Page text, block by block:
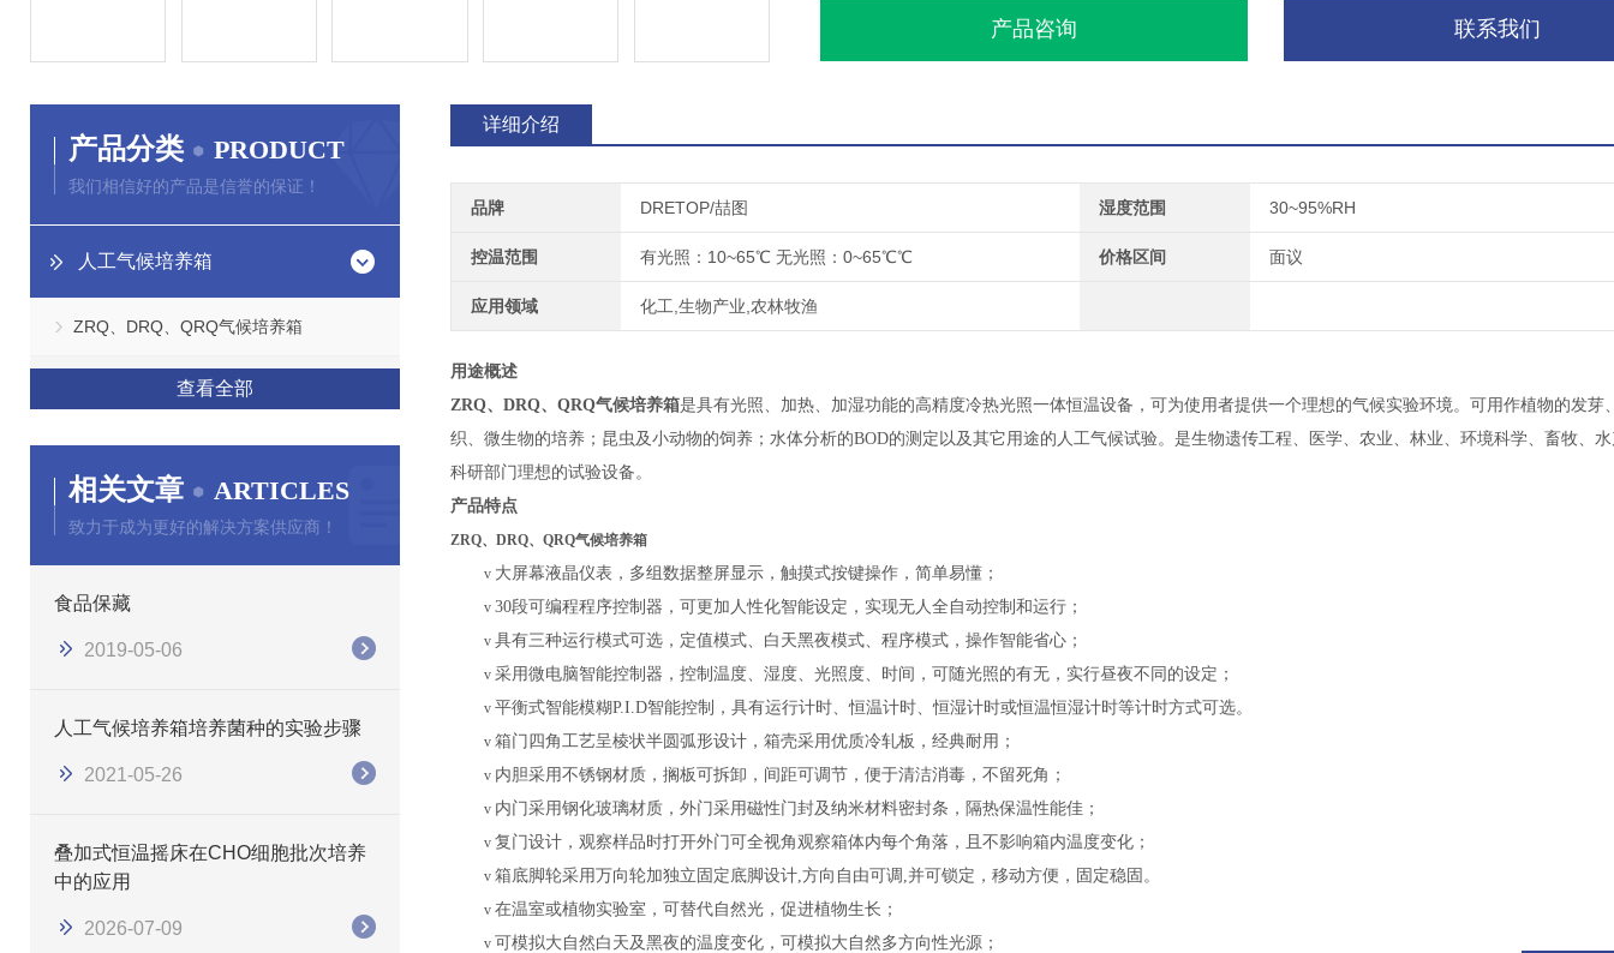
产品咨询 联系我们
产品分类 PRODUCT
我们相信好的产品是信誉的保证！
人工气候培养箱
ZRQ、DRQ、QRQ气候培养箱
查看全部
相关文章 ARTICLES
致力于成为更好的解决方案供应商！
食品保藏
2019-05-06
人工气候培养箱培养菌种的实验步骤
2021-05-26
叠加式恒温摇床在CHO细胞批次培养
中的应用
2026-07-09
详细介绍
品牌 DRETOP/喆图 湿度范围 30~95%RH
控温范围 有光照：10~65℃ 无光照：0~65℃℃ 价格区间 面议
应用领域 化工,生物产业,农林牧渔
用途概述
ZRQ、DRQ、QRQ气候培养箱是具有光照、加热、加湿功能的高精度冷热光照一体恒温设备，可为使用者提供一个理想的气候实验环境。可用作植物的发芽
织、微生物的培养；昆虫及小动物的饲养；水体分析的BOD的测定以及其它用途的人工气候试验。是生物遗传工程、医学、农业、林业、环境科学、畜牧、
科研部门理想的试验设备。
产品特点
ZRQ、DRQ、QRQ气候培养箱
v 大屏幕液晶仪表，多组数据整屏显示，触摸式按键操作，简单易懂；
v 30段可编程程序控制器，可更加人性化智能设定，实现无人全自动控制和运行；
v 具有三种运行模式可选，定值模式、白天黑夜模式、程序模式，操作智能省心；
v 采用微电脑智能控制器，控制温度、湿度、光照度、时间，可随光照的有无，实行昼夜不同的设定；
v 平衡式智能模糊P.I.D智能控制，具有运⾏计时、恒温计时、恒湿计时或恒温恒湿计时等计时方式可选。
v 箱门四角工艺呈棱状半圆弧形设计，箱壳采用优质冷轧板，经典耐用；
v 内胆采用不锈钢材质，搁板可拆卸，间距可调节，便于清洁消毒，不留死角；
v 内门采用钢化玻璃材质，外门采用磁性门封及纳米材料密封条，隔热保温性能佳；
v 复门设计，观察样品时打开外门可全视角观察箱体内每个角落，且不影响箱内温度变化；
v 箱底脚轮采用万向轮加独立固定底脚设计,方向自由可调,并可锁定，移动方便，固定稳固。
v 在温室或植物实验室，可替代自然光，促进植物生长；
v 可模拟大自然白天及黑夜的温度变化，可模拟大自然多方向性光源；